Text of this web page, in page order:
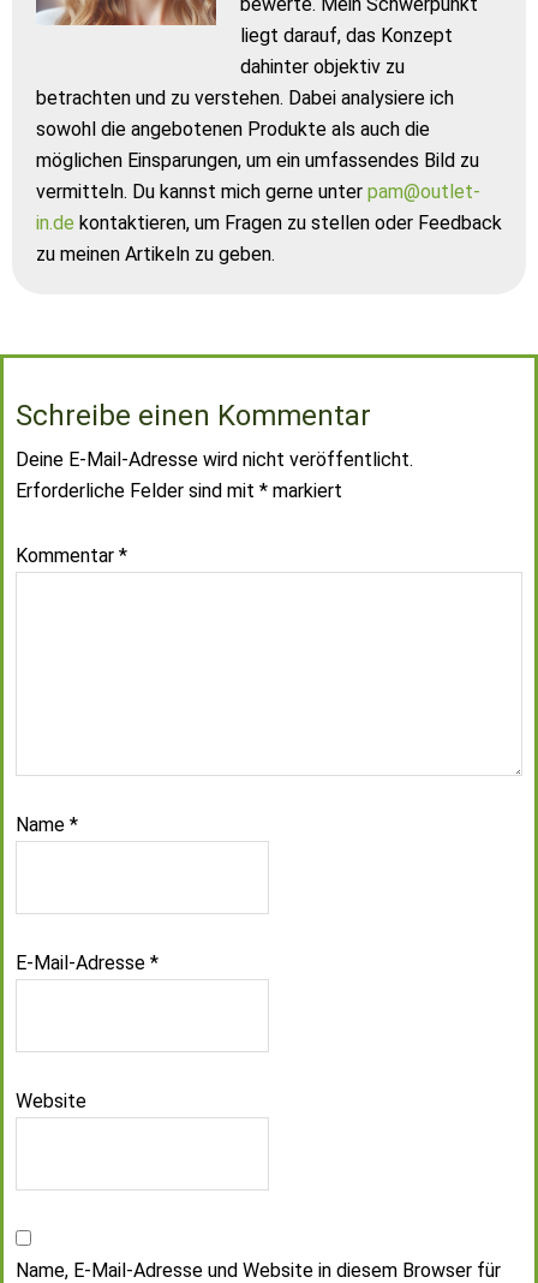
liegt darauf, das Konzept
dahinter objektiv zu
betrachten und zu verstehen. Dabei analysiere ich
sowohl die angebotenen Produkte als auch die
möglichen Einsparungen, um ein umfassendes Bild zu
vermitteln. Du kannst mich gerne unter pam@outlet-
in.de kontaktieren, um Fragen zu stellen oder Feedback
zu meinen Artikeln zu geben.
Schreibe einen Kommentar
Deine E-Mail-Adresse wird nicht veröffentlicht.
Erforderliche Felder sind mit * markiert
Kommentar *
Name *
E-Mail-Adresse *
Website
Name, E-Mail-Adresse und Website in diesem Browser für